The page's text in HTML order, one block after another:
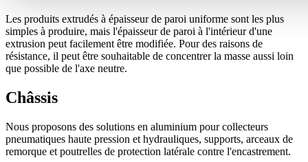
Les produits extrudés à épaisseur de paroi uniforme sont les plus
simples à produire, mais l'épaisseur de paroi à l'intérieur d'une
extrusion peut facilement être modifiée. Pour des raisons de
résistance, il peut être souhaitable de concentrer la masse aussi loin
que possible de l'axe neutre.
Châssis
Nous proposons des solutions en aluminium pour collecteurs
pneumatiques haute pression et hydrauliques, supports, arceaux de
remorque et poutrelles de protection latérale contre l'encastrement.